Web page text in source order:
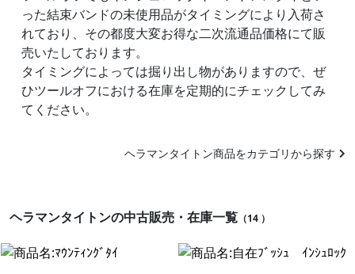
った結束バンドの未使用品がタイミングにより入荷さ
れており、その都度大変お得な二次流通品価格にて販
売いたしております。
タイミングによっては掘り出し物がありますので、ぜ
ひツールオフにおける在庫を定期的にチェックしてみ
てください。
ヘラマンタイトン商品をカテゴリから探す
ヘラマンタイトンの中古販売・在庫一覧 （14 ）